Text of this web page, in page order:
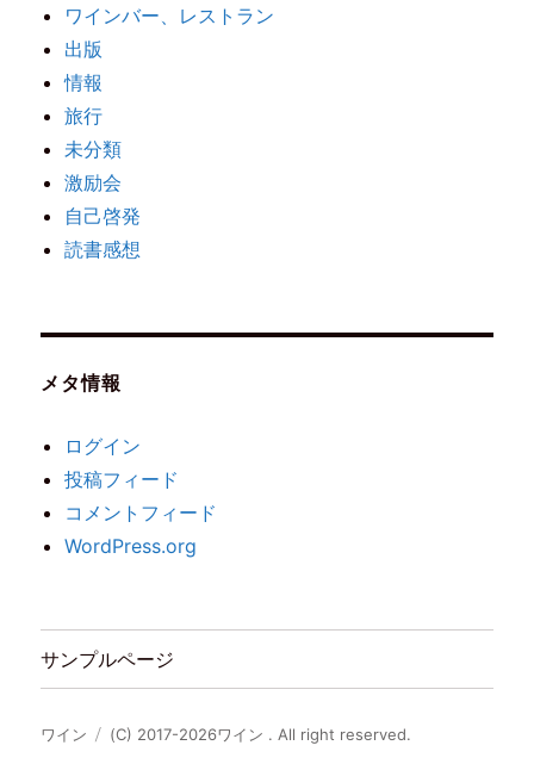
ワインバー、レストラン
出版
情報
旅行
未分類
激励会
自己啓発
読書感想
メタ情報
ログイン
投稿フィード
コメントフィード
WordPress.org
サンプルページ
ワイン (C) 2017-2026ワイン . All right reserved.